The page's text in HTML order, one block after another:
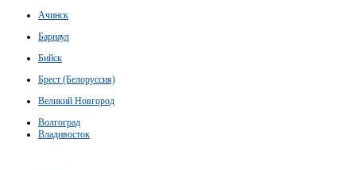
Ачинск
Барнаул
Бийск
Брест (Белоруссия)
Великий Новгород
Волгоград
Владивосток